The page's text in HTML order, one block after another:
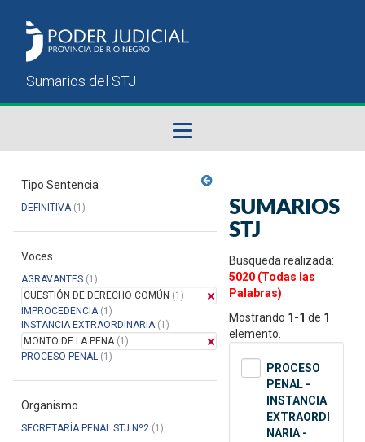
Sumarios del STJ
Manual del Usuario
Tipo Sentencia
DEFINITIVA(1)
Voces
AGRAVANTES (1)
CUESTIÓN DE DERECHO COMÚN (1)
IMPROCEDENCIA(1)
INSTANCIA EXTRAORDINARIA(1)
MONTO DE LA PENA(1)
PROCESO PENAL (1)
Organismo
SECRETARÍA PENAL STJ Nº2 (1)
SUMARIOS
STJ
Busqueda realizada:
5020 (Todas las
Palabras)
Mostrando 1-1 de 1
elemento.
PROCESO
PENAL -
INSTANCIA
EXTRAORDI
NARIA -